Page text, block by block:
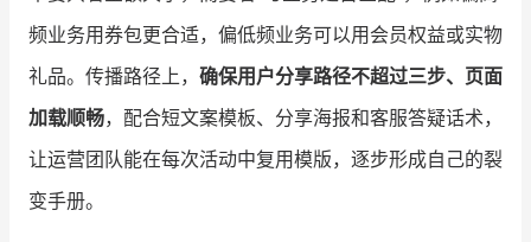
频业务用券包更合适，偏低频业务可以用会员权益或实物
礼品。传播路径上， 确保用户分享路径不超过三步、页面
加载顺畅，配合短文案模板、分享海报和客服答疑话术，
让运营团队能在每次活动中复用模版，逐步形成自己的裂
变手册。